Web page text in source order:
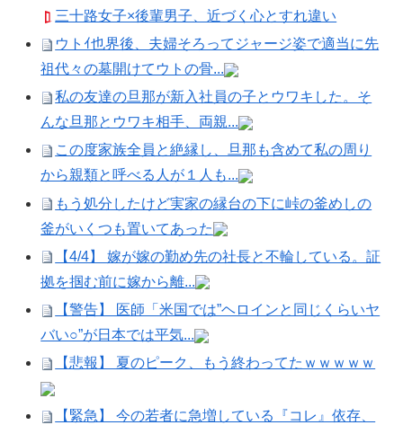
三十路女子×後輩男子、近づく心とすれ違い
ウトｲ也界後、夫婦そろってジャージ姿で適当に先
祖代々の墓開けてウトの骨...
私の友達の旦那が新入社員の子とウワキした。そ
んな旦那とウワキ相手、両親...
この度家族全員と絶縁し、旦那も含めて私の周り
から親類と呼べる人が１人も...
もう処分したけど実家の縁台の下に峠の釜めしの
釜がいくつも置いてあった
【4/4】 嫁が嫁の勤め先の社長と不輪している。証
拠を掴む前に嫁から離...
【警告】 医師「米国では”ヘロインと同じくらいヤ
バい○”が日本では平気...
【悲報】 夏のピーク、もう終わってたｗｗｗｗｗ
【緊急】 今の若者に急増している『コレ』依存、